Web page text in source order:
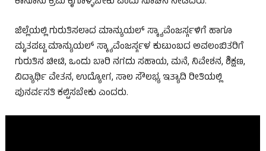
ಜಿಲ್ಲೆಯಲ್ಲಿ ಗುರುತಿಸಲಾದ ಮಾನ್ಯುಯಲ್ ಸ್ಕ್ಯಾವೆಂಜರ್ಸ್ಗಳಿಗೆ ಹಾಗೂ
ಮೃತಪಟ್ಟ ಮಾನ್ಯುಯಲ್ ಸ್ಕ್ಯಾವೆಂಜರ್ಸ್ಗಳ ಕುಟುಂಬದ ಅವಲಂಬಿತರಿಗೆ
ಗುರುತಿನ ಚೀಟಿ, ಒಂದು ಬಾರಿ ನಗದು ಸಹಾಯ, ಮನೆ, ನಿವೇಶನ, ಶಿಕ್ಷಣ,
ವಿದ್ಯಾರ್ಥಿ ವೇತನ, ಉದ್ಯೋಗ, ಸಾಲ ಸೌಲಭ್ಯ ಇತ್ಯಾದಿ ರೀತಿಯಲ್ಲಿ
ಪುನರ್ವಸತಿ ಕಲ್ಪಿಸಬೇಕು ಎಂದರು.